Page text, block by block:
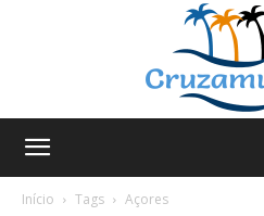
Início
Tags Açores